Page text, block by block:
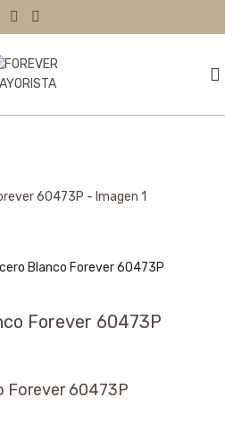
Blanco Forever 60473P
Forever 60473P
Forever 60473P